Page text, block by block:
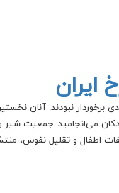
ایران
حقوق شهروندی برخوردار
اطفال و تقلیل نفوس،